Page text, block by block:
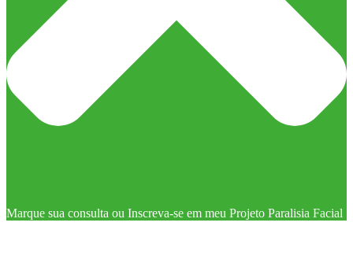
Marque sua consulta ou Inscreva-se em meu Projeto Paralisia Facial